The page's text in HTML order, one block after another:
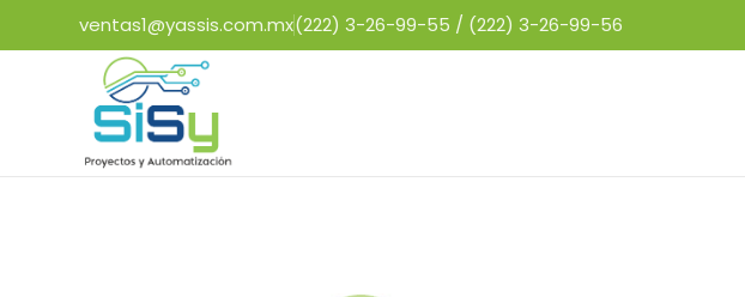
ventas1@yassis.com.mx(222) 3-26-99-55 / (222) 3-26-99-56